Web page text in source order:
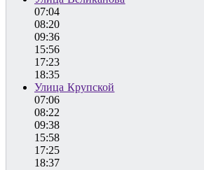
07:04
08:20
09:36
15:56
17:23
18:35
Улица Крупской
07:06
08:22
09:38
15:58
17:25
18:37